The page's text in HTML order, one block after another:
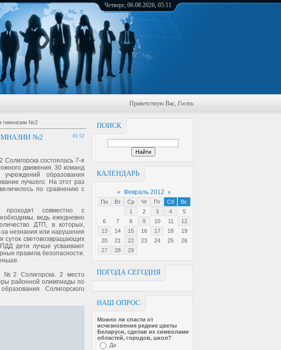
Четверг, 06.08.2026, 05:11
Приветствую Вас, Гость
ПОИСК
КАЛЕНДАРЬ
« Февраль 2012 »
Пн Вт Ср Чт Пт Сб
Вс
1
2 3 4
5
6
7 8 9 10 11
12
13
14 15 16 17 18
19
20
21 22 23 24 25
26
27
28 29
ПОГОДА СЕГОДНЯ
НАШ ОПРОС
Можно ли спасти от
исчезновен­ия редкие цветы
Беларуси, сделав их символами
областей, городов, школ?
Да
гимназии №2
01:52
№2
состоялась 7-я
движения. 30 команд
образования
лучшего. На этот раз
по сравнению с
проходят совместно с
ведь ежедневно
ДТП, в которых,
за незнания или нарушения
суток световозвращающих
дети лучше усваивают
правила безопасности.
№2 Солигорска. 2 место
районной олимпиады по
Солигорского